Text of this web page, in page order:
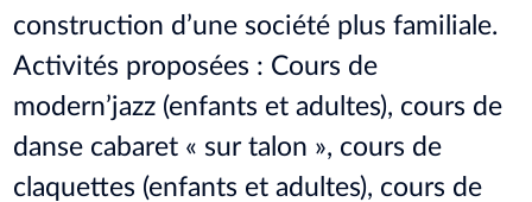
construction d’une société plus familiale.
Activités proposées : Cours de
modern’jazz (enfants et adultes), cours de
danse cabaret « sur talon », cours de
claquettes (enfants et adultes), cours de